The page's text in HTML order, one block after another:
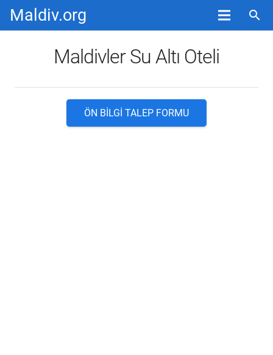
Maldiv.org search
Maldivler Su Altı Oteli
ÖN BILGI TALEP FORMU